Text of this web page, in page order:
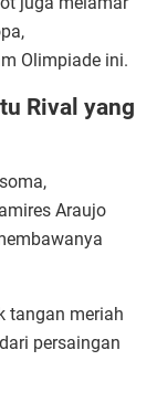
Olimpiade ini.
Rival yang
Araujo
tangan meriah
persaingan